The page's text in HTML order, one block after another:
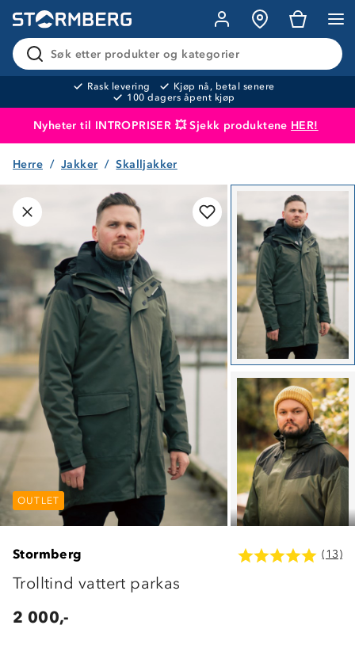
Søk etter produkter og kategorier
Rask levering
Kjøp nå, betal senere
100 dagers åpent kjøp
Nyheter til INTROPRISER 💥 Sjekk produktene HER!
Produktet er lagt i handlekurven
Herre Jakker Skalljakker
OUTLET OUTLET
OUTLET
Stormberg (13)
Trolltind vattert parkas
2 000,-